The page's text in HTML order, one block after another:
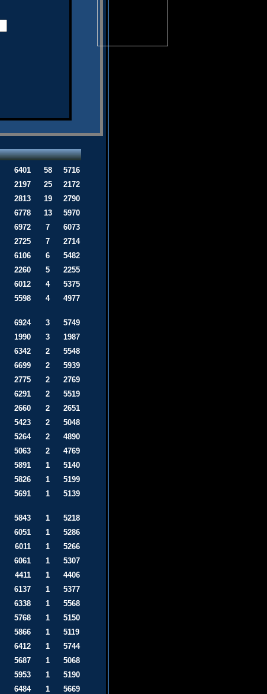
6401 58
5716
2197 25
2172
2813 19
2790
6778 13
5970
6972 7
6073
2725 7
2714
6106 6
5482
2260 5
2255
6012 4
5375
5598 4 4977
6924 3
5749
1990 3
1987
6342 2
5548
6699 2
5939
2775 2
2769
6291 2
5519
2660 2
2651
5423 2
5048
5264 2
4890
5063 2
4769
5891 1
5140
5826 1
5199
5691 1 5139
5843 1
5218
6051 1
5286
6011 1
5266
6061 1
5307
4411 1
4406
6137 1
5377
6338 1
5568
5768 1
5150
5866 1
5119
6412 1
5744
5687 1
5068
5953 1
5190
6484 1
5669